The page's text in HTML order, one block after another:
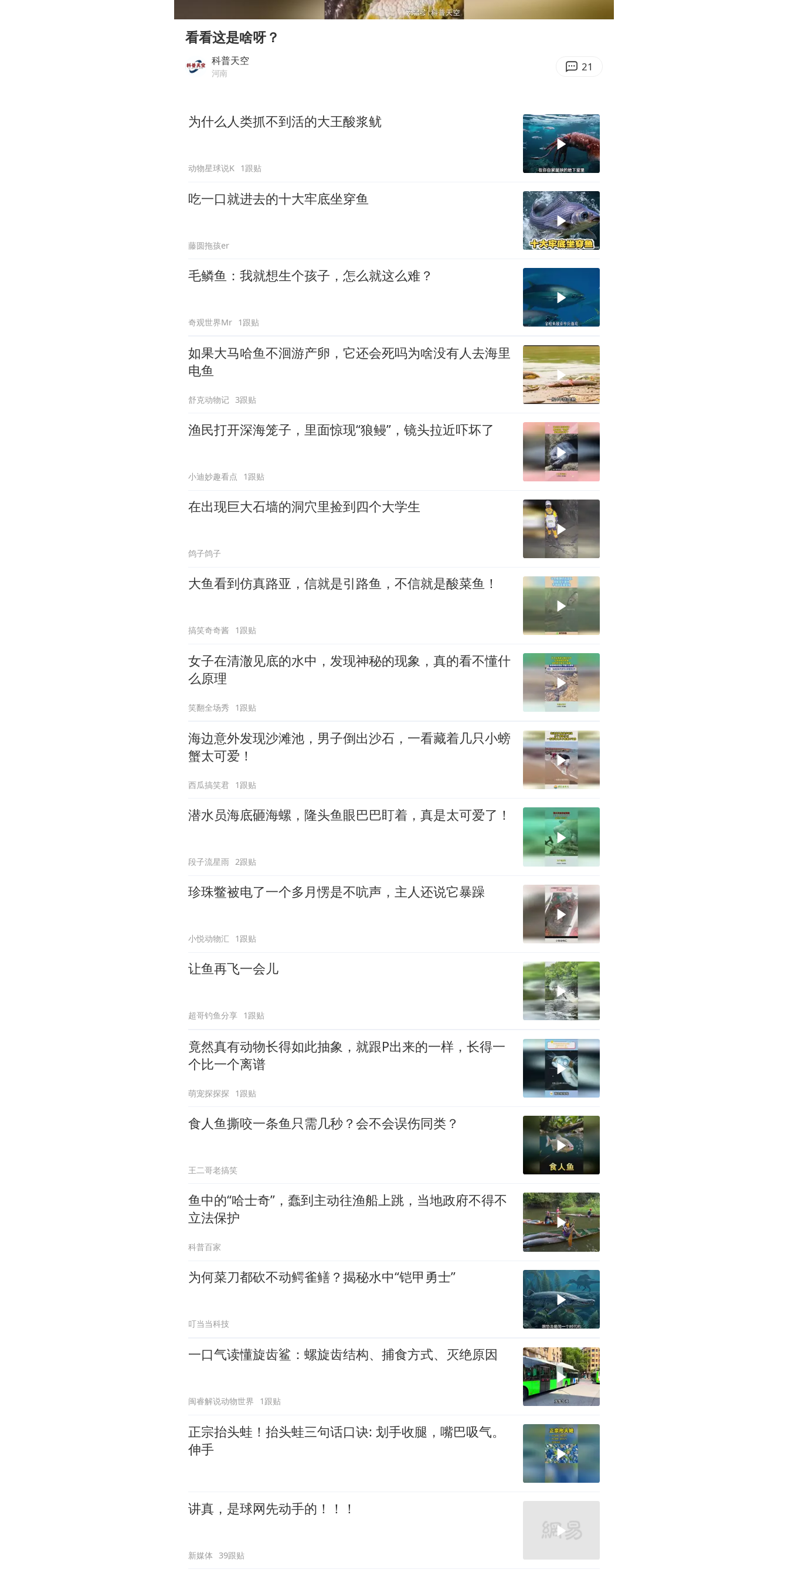
命案逃犯躲进深山21年活得像野人
奋进开新局 实干挑大梁
看看这是啥呀？
科普天空
河南 21
为什么人类抓不到活的大王酸浆鱿
动物星球说K 1跟贴
吃一口就进去的十大牢底坐穿鱼
藤圆拖孩er
毛鳞鱼：我就想生个孩子，怎么就这么难？
奇观世界Mr 1跟贴
如果大马哈鱼不洄游产卵，它还会死吗为啥没有人去海里
电鱼
舒克动物记 3跟贴
渔民打开深海笼子，里面惊现“狼鳗”，镜头拉近吓坏了
小迪妙趣看点 1跟贴
在出现巨大石墙的洞穴里捡到四个大学生
鸽子鸽子
大鱼看到仿真路亚，信就是引路鱼，不信就是酸菜鱼！
搞笑奇奇酱 1跟贴
女子在清澈见底的水中，发现神秘的现象，真的看不懂什
么原理
笑翻全场秀 1跟贴
海边意外发现沙滩池，男子倒出沙石，一看藏着几只小螃
蟹太可爱！
西瓜搞笑君 1跟贴
潜水员海底砸海螺，隆头鱼眼巴巴盯着，真是太可爱了！
段子流星雨 2跟贴
珍珠鳖被电了一个多月愣是不吭声，主人还说它暴躁
小悦动物汇 1跟贴
让鱼再飞一会儿
超哥钓鱼分享 1跟贴
竟然真有动物长得如此抽象，就跟P出来的一样，长得一
个比一个离谱
萌宠探探探 1跟贴
食人鱼撕咬一条鱼只需几秒？会不会误伤同类？
王二哥老搞笑
鱼中的“哈士奇”，蠢到主动往渔船上跳，当地政府不得不
立法保护
科普百家
为何菜刀都砍不动鳄雀鳝？揭秘水中“铠甲勇士”
叮当当科技
一口气读懂旋齿鲨：螺旋齿结构、捕食方式、灭绝原因
闽睿解说动物世界 1跟贴
正宗抬头蛙！抬头蛙三句话口诀: 划手收腿，嘴巴吸气。
伸手
讲真，是球网先动手的！！！
新媒体 39跟贴